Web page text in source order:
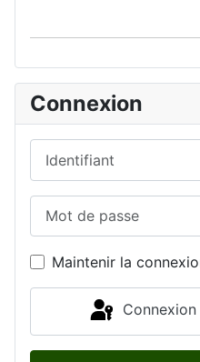
Connexion
Maintenir la